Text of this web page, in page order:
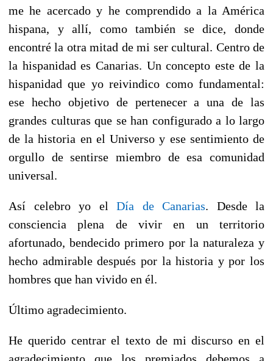
me he acercado y he comprendido a la América
hispana, y allí, como también se dice, donde
encontré la otra mitad de mi ser cultural. Centro de
la hispanidad es Canarias. Un concepto este de la
hispanidad que yo reivindico como fundamental:
ese hecho objetivo de pertenecer a una de las
grandes culturas que se han configurado a lo largo
de la historia en el Universo y ese sentimiento de
orgullo de sentirse miembro de esa comunidad
universal.
Así celebro yo el Día de Canarias. Desde la
consciencia plena de vivir en un territorio
afortunado, bendecido primero por la naturaleza y
hecho admirable después por la historia y por los
hombres que han vivido en él.
Último agradecimiento.
He querido centrar el texto de mi discurso en el